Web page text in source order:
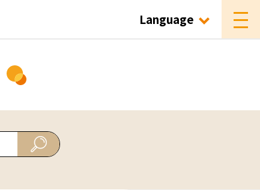
Language